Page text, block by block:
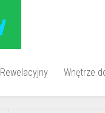
Rewelacyjny Wnętrze